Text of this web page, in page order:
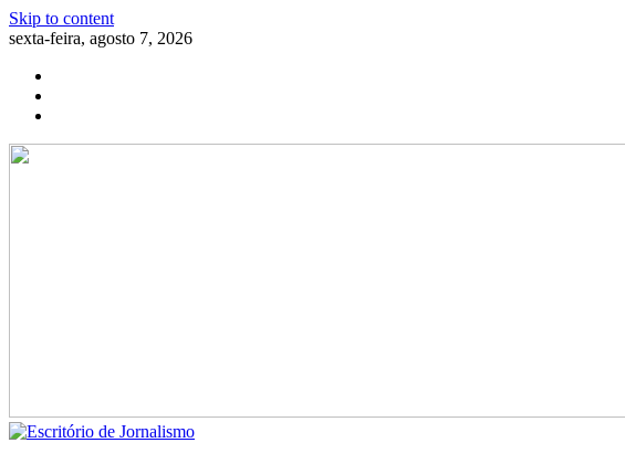
Skip to content
sexta-feira, agosto 7, 2026